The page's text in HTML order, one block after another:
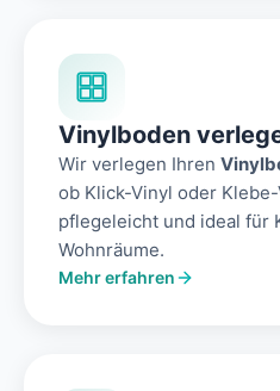
Vinylboden
Wir verlegen Ihren
ob Klick-Vinyl oder
pflegeleicht und ideal für
Wohnräume.
Mehr erfahren